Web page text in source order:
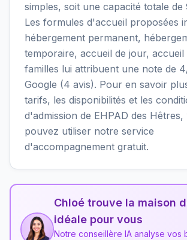
simples, soit une capacité totale de
Les formules d'accueil proposées
hébergement permanent,
temporaire, accueil de jour, accueil
familles lui attribuent une note de
Google (4 avis). Pour en savoir
tarifs, les disponibilités et les
d'admission de EHPAD des Hêtres,
pouvez utiliser notre service
d'accompagnement gratuit.
Chloé trouve la maison
idéale pour vous
Notre conseillère IA analyse vos